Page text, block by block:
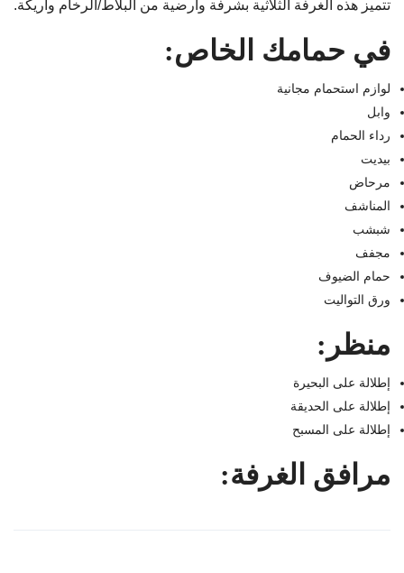
تتميز هذه الغرفة الثلاثية بشرفة وأرضية من البلاط/الرخام وأريكة.
في حمامك الخاص:
لوازم استحمام مجانية
وابل
رداء الحمام
بيديت
مرحاض
المناشف
شبشب
مجفف
حمام الضيوف
ورق التواليت
منظر:
إطلالة على البحيرة
إطلالة على الحديقة
إطلالة على المسبح
مرافق الغرفة: